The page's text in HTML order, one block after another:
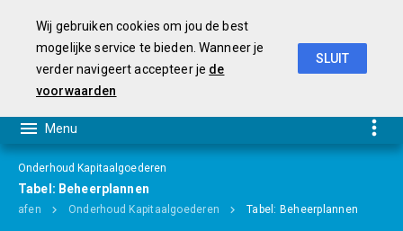
Onderhoud Kapitaalgoederen
Tabel: Beheerplannen
Onderhoud Kapitaalgoederen Tabel: Beheerplannen
Wij gebruiken cookies om jou de best
mogelijke service te bieden. Wanneer je
verder navigeert accepteer je de
voorwaarden
SLUIT